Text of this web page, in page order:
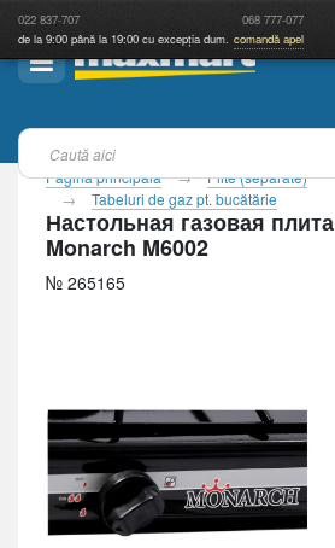
022 837-707 068 777-077
de la 9:00 până la 19:00 cu excepția dum. comandă apel
Pagina principală
Plite (separate)
Tabeluri de gaz pt. bucătărie
Настольная газовая плита
Monarch M6002
№ 265165